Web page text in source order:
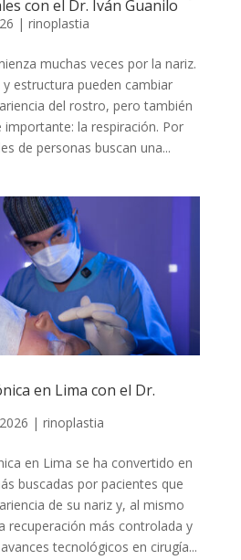
con el Dr. Iván Guanilo
| rinoplastia
muchas veces por la nariz.
estructura pueden cambiar
del rostro, pero también
importante: la respiración. Por
de personas buscan una...
en Lima con el Dr.
| rinoplastia
en Lima se ha convertido en
buscadas por pacientes que
de su nariz y, al mismo
recuperación más controlada y
tecnológicos en cirugía...